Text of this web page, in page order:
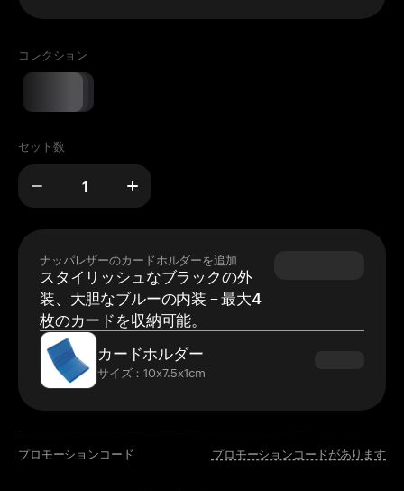
コレクション
セット数
ナッパレザーのカードホルダーを追加
スタイリッシュなブラックの外
装、大胆なブルーの内装 – 最大4
枚のカードを収納可能。
カードホルダー
サイズ：10x7.5x1cm
プロモーションコード プロモーションコードがあります